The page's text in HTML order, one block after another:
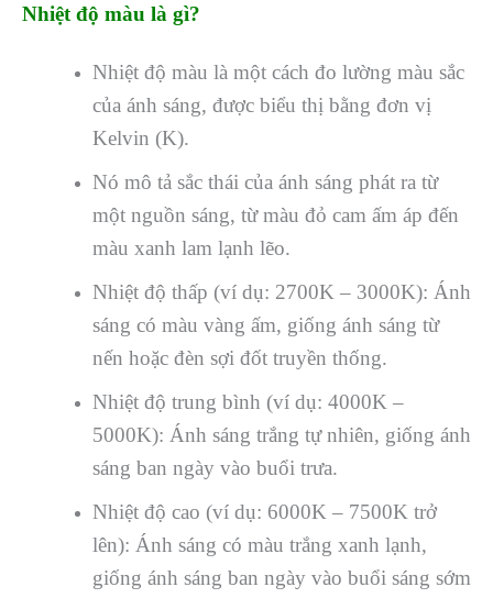
Nhiệt độ màu là gì?
Nhiệt độ màu là một cách đo lường màu sắc
của ánh sáng, được biểu thị bằng đơn vị
Kelvin (K).
Nó mô tả sắc thái của ánh sáng phát ra từ
một nguồn sáng, từ màu đỏ cam ấm áp đến
màu xanh lam lạnh lẽo.
Nhiệt độ thấp (ví dụ: 2700K – 3000K): Ánh
sáng có màu vàng ấm, giống ánh sáng từ
nến hoặc đèn sợi đốt truyền thống.
Nhiệt độ trung bình (ví dụ: 4000K –
5000K): Ánh sáng trắng tự nhiên, giống ánh
sáng ban ngày vào buổi trưa.
Nhiệt độ cao (ví dụ: 6000K – 7500K trở
lên): Ánh sáng có màu trắng xanh lạnh,
giống ánh sáng ban ngày vào buổi sáng sớm